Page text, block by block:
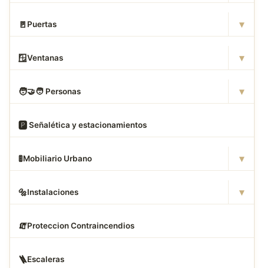
🚪 Puertas ▾
🪟Ventanas ▾
🧑‍🤝‍🧑 Personas ▾
🅿️ Señalética y estacionamientos
🚦Mobiliario Urbano ▾
🔩Instalaciones ▾
🧯Proteccion Contraincendios
🪜Escaleras